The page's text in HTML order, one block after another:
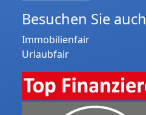
Besuchen Sie auch
Immobilienfair
Urlaubfair